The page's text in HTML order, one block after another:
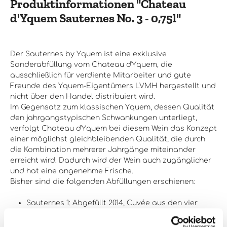
zwischen 2011 und 2016 Sauternes 4: Abgefüllt 2017, Cuvée
aus drei Jahrgängen zwischen 2011 und 2016 Sauternes 5:
Abgefüllt 2019, Cuvée aus den drei Jahrgängen von 2014 bis
2021, Cuvée aus vier Jahrgängen zwischen 2015 und
2020 Sauternes 8: Abgefüllt 2022, Cuvée aus vier
Jahrgängen zwischen 2016 und 2020
Produktinformationen "Chateau
d'Yquem Sauternes No. 3 - 0,75l"
Der Sauternes by Yquem ist eine exklusive
Sonderabfüllung vom Chateau d'Yquem, die
ausschließlich für verdiente Mitarbeiter und gute
Freunde des Yquem-Eigentümers LVMH hergestellt und
nicht über den Handel distribuiert wird.
Im Gegensatz zum klassischen Yquem, dessen Qualität
den jahrgangstypischen Schwankungen unterliegt,
verfolgt Chateau d'Yquem bei diesem Wein das Konzept
einer möglichst gleichbleibenden Qualität, die durch
die Kombination mehrerer Jahrgänge miteinander
erreicht wird. Dadurch wird der Wein auch zugänglicher
und hat eine angenehme Frische.
Bisher sind die folgenden Abfüllungen erschienen:
Sauternes 1: Abgefüllt 2014, Cuvée aus den vier
Sauternes 2: Abgefüllt 2016, Cuvée aus den fünf